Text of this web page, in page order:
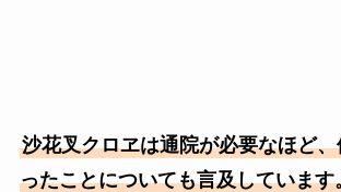
沙花叉クロヱは通院が必要なほど
ったことについても言及しています